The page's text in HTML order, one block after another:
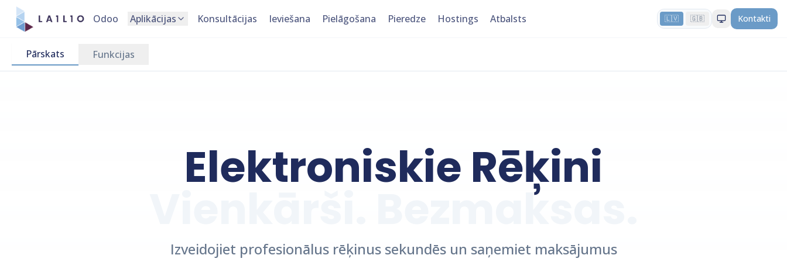
Odoo Aplikācijas Konsultācijas Ieviešana Pielāgošana Pieredze Hostings Atbalsts 🇱🇻 🇬🇧 Kontakti
Pārskats Funkcijas
Elektroniskie Rēķini
Vienkārši. Bezmaksas.
Izveidojiet profesionālus rēķinus sekundēs un saņemiet maksājumus